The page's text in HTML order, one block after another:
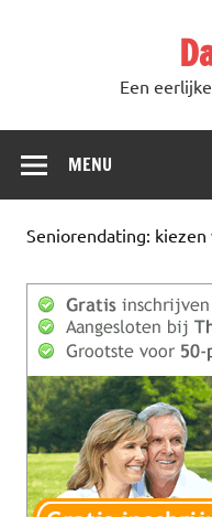
Een
MENU
Seniorendating: